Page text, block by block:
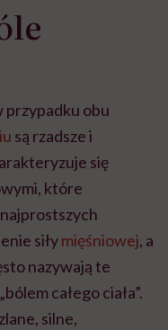
przypadku obu
są rzadsze i
się
które
siłymięśniowej, a
nazywają te
całego ciała”.
silne,